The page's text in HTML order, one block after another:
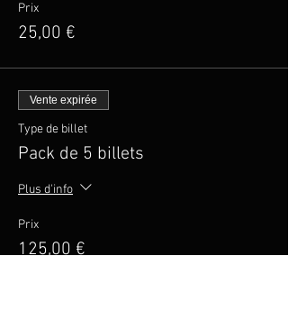
Prix
25,00 €
Vente expirée
Type de billet
Pack de 5 billets
Plus d'info
Prix
125,00 €